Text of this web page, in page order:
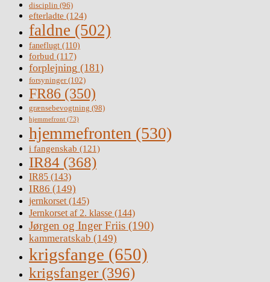
disciplin (96)
efterladte (124)
faldne (502)
faneflugt (110)
forbud (117)
forplejning (181)
forsyninger(102)
FR86 (350)
grænsebevogtning (98)
hjemmefront (73)
hjemmefronten (530)
i fangenskab (121)
IR84 (368)
IR85 (143)
IR86 (149)
jernkorset(145)
Jernkorset af 2. klasse (144)
Jørgen og Inger Friis (190)
kammeratskab (149)
krigsfange (650)
krigsfanger (396)